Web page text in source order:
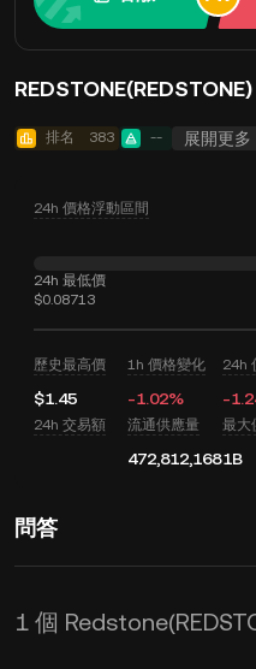
排名 383 -- 展開更多
24h 價格浮動區間
24h 最低價
$0.08713
歷史最高價
$1.45
1h 價格變化
-1.02%
24h
-
24h 交易額 流通供應量
472,812,168
最大
1B
問答
1 個